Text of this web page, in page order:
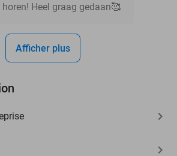
Heel graag gedaan🥰
Afficher plus